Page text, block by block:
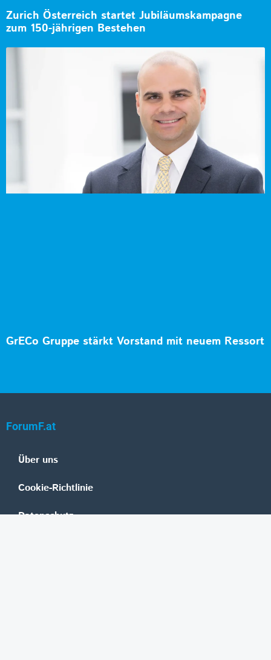
Zurich Österreich startet Jubiläumskampagne
zum 150-jährigen Bestehen
GrECo Gruppe stärkt Vorstand mit neuem Ressort
ForumF.at
Über uns
Cookie-Richtlinie
Datenschutz